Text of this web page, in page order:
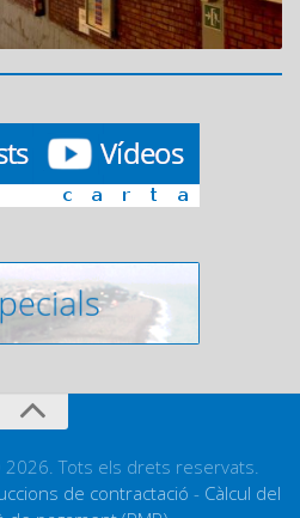
2026. Tots els drets reservats.
de contractació - Càlcul del